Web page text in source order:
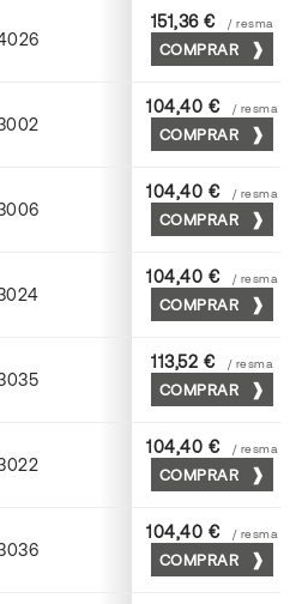
Palosanto
151,36 € / resma
COMPRAR
Crema
104,40 € / resma
COMPRAR
Abricot
104,40 € / resma
COMPRAR
Cromo
104,40 € / resma
COMPRAR
Chamoix
113,52 € / resma
COMPRAR
Turquesa
104,40 € / resma
COMPRAR
Gris perla
104,40 € / resma
COMPRAR